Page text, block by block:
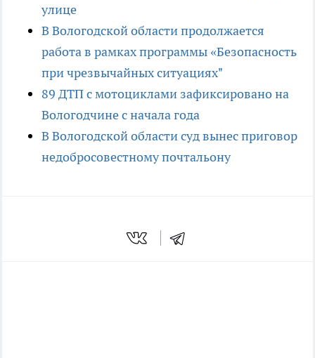
улице
В Вологодской области продолжается
работа в рамках программы «Безопасность
при чрезвычайных ситуациях"
89 ДТП с мотоциклами зафиксировано на
Вологодчине с начала года
В Вологодской области суд вынес приговор
недобросовестному почтальону